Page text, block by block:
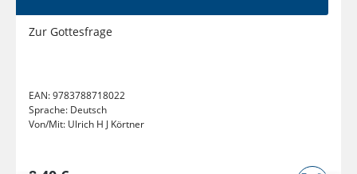
Zur Gottesfrage
EAN:9783788718022
Sprache: Deutsch
Von/Mit: Ulrich H J Körtner